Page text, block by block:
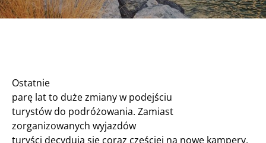
Ostatnie
parę lat to duże zmiany w podejściu
turystów do podróżowania. Zamiast
zorganizowanych wyjazdów
turyści decydują się coraz częściej na nowe kampery,